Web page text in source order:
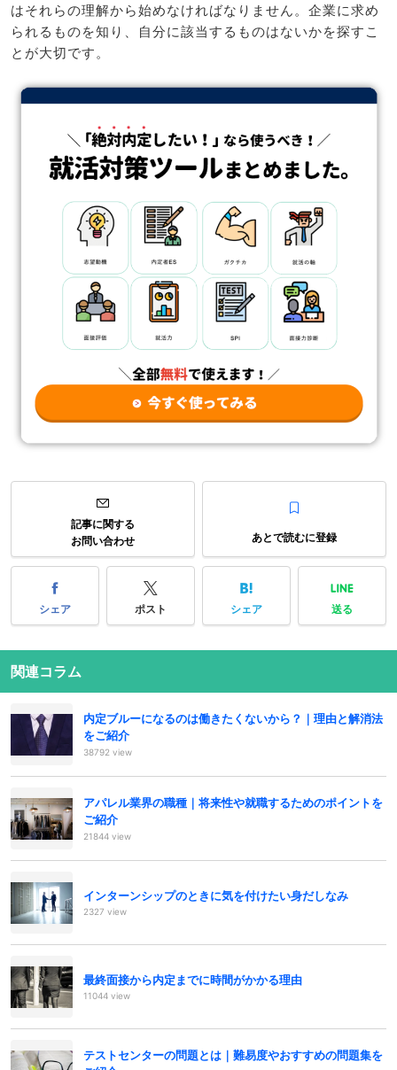
はそれらの理解から始めなければなりません。企業に求め
られるものを知り、自分に該当するものはないかを探すこ
とが大切です。
記事に関する
お問い合わせ
あとで読むに登録
シェア ポスト シェア 送る
関連コラム
内定ブルーになるのは働きたくないから？｜理由と解消法
をご紹介
38792 view
アパレル業界の職種｜将来性や就職するためのポイントを
ご紹介
21844 view
インターンシップのときに気を付けたい身だしなみ
2327 view
最終面接から内定までに時間がかかる理由
11044 view
テストセンターの問題とは｜難易度やおすすめの問題集を